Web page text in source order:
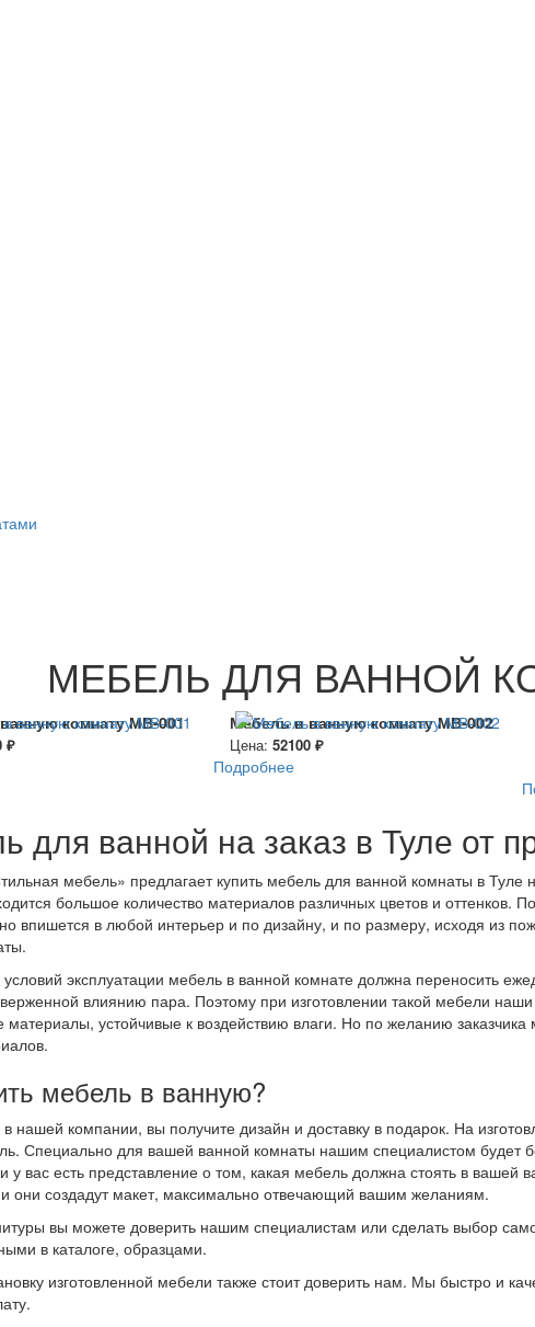
МЕБЕЛЬ ДЛЯ ВАННОЙ
комнату МВ-001
₽
Мебель в ванную комнату МВ-002
Цена: 52100 ₽
Подробнее
для ванной на заказ в Туле от
мебель» предлагает купить мебель для ванной комнаты в Туле
большое количество материалов различных цветов и оттенков.
впишется в любой интерьер и по дизайну, и по размеру, исходя из
эксплуатации мебель в ванной комнате должна переносить
влиянию пара. Поэтому при изготовлении такой мебели наши
материалы, устойчивые к воздействию влаги. Но по желанию
мебель в ванную?
в нашей компании, вы получите дизайн и доставку в подарок. На
Специально для вашей ванной комнаты нашим специалистом будет
у вас есть представление о том, какая мебель должна стоять в вашей
они создадут макет, максимально отвечающий вашим желаниям.
вы можете доверить нашим специалистам или сделать выбор
в каталоге, образцами.
изготовленной мебели также стоит доверить нам. Мы быстро и